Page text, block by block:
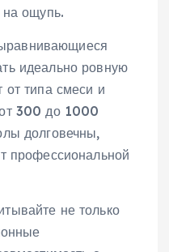
на ощупь.
идеально ровную
от типа смеси и
300 до 1000
долговечны‚
профессиональной
не только